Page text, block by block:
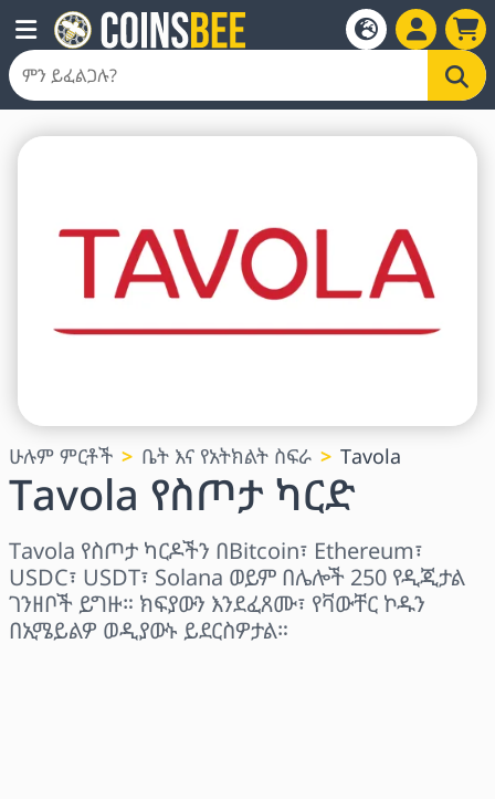
ሁሉም ምርቶች ቤት እና የአትክልት ስፍራ Tavola
Tavola የስጦታ ካርድ
Tavola የስጦታ ካርዶችን በBitcoin፣ Ethereum፣
USDC፣ USDT፣ Solana ወይም በሌሎች 250 የዲጂታል
ገንዘቦች ይግዙ። ክፍያውን እንደፈጸሙ፣ የቫውቸር ኮዱን
በኢሜይልዎ ወዲያውኑ ይደርስዎታል።